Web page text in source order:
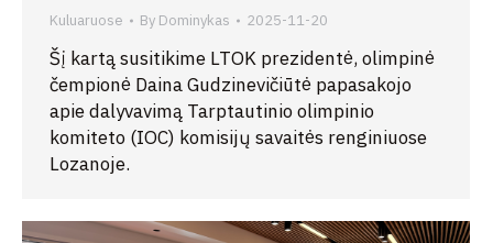
Kuluaruose By Dominykas 2025-11-20
Šį kartą susitikime LTOK prezidentė, olimpinė
čempionė Daina Gudzinevičiūtė papasakojo
apie dalyvavimą Tarptautinio olimpinio
komiteto (IOC) komisijų savaitės renginiuose
Lozanoje.